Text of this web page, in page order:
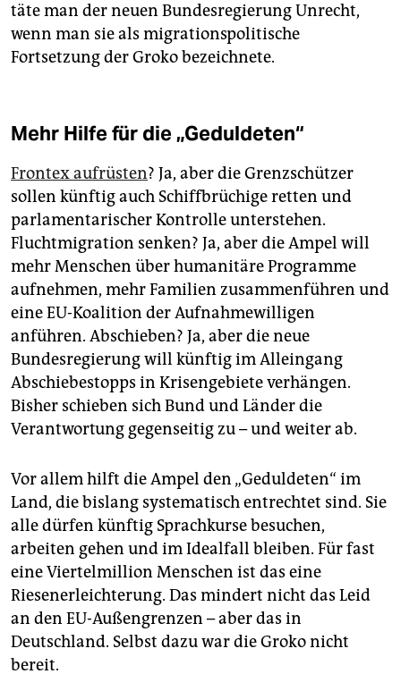
täte man der neuen Bundesregierung Unrecht,
wenn man sie als migrationspolitische
Fortsetzung der Groko bezeichnete.
Mehr Hilfe für die „Geduldeten“
Frontex aufrüsten? Ja, aber die Grenzschützer
sollen künftig auch Schiffbrüchige retten und
parlamentarischer Kontrolle unterstehen.
Fluchtmigration senken? Ja, aber die Ampel will
mehr Menschen über humanitäre Programme
aufnehmen, mehr Familien zusammenführen und
eine EU-Koalition der Aufnahmewilligen
anführen. Abschieben? Ja, aber die neue
Bundesregierung will künftig im Alleingang
Abschiebestopps in Krisengebiete verhängen.
Bisher schieben sich Bund und Länder die
Verantwortung gegenseitig zu – und weiter ab.
Vor allem hilft die Ampel den „Geduldeten“ im
Land, die bislang systematisch entrechtet sind. Sie
alle dürfen künftig Sprachkurse besuchen,
arbeiten gehen und im Idealfall bleiben. Für fast
eine Viertelmillion Menschen ist das eine
Riesenerleichterung. Das mindert nicht das Leid
an den EU-Außengrenzen – aber das in
Deutschland. Selbst dazu war die Groko nicht
bereit.